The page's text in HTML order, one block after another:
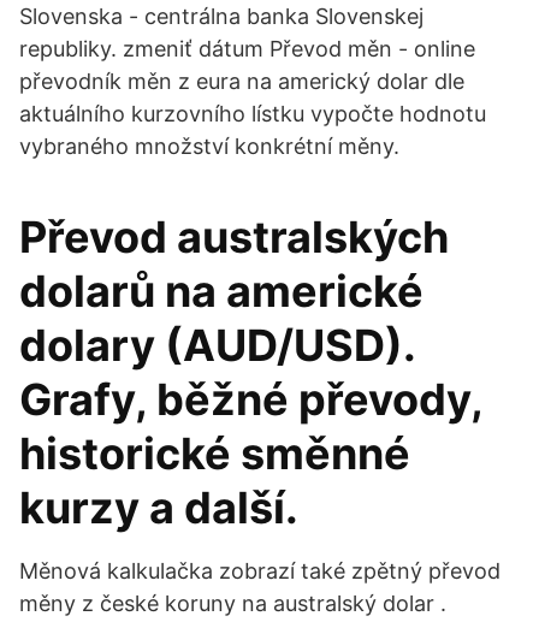
Slovenska - centrálna banka Slovenskej
republiky. zmeniť dátum Převod měn - online
převodník měn z eura na americký dolar dle
aktuálního kurzovního lístku vypočte hodnotu
vybraného množství konkrétní měny.
Převod australských
dolarů na americké
dolary (AUD/USD).
Grafy, běžné převody,
historické směnné
kurzy a další.
Měnová kalkulačka zobrazí také zpětný převod
měny z české koruny na australský dolar .